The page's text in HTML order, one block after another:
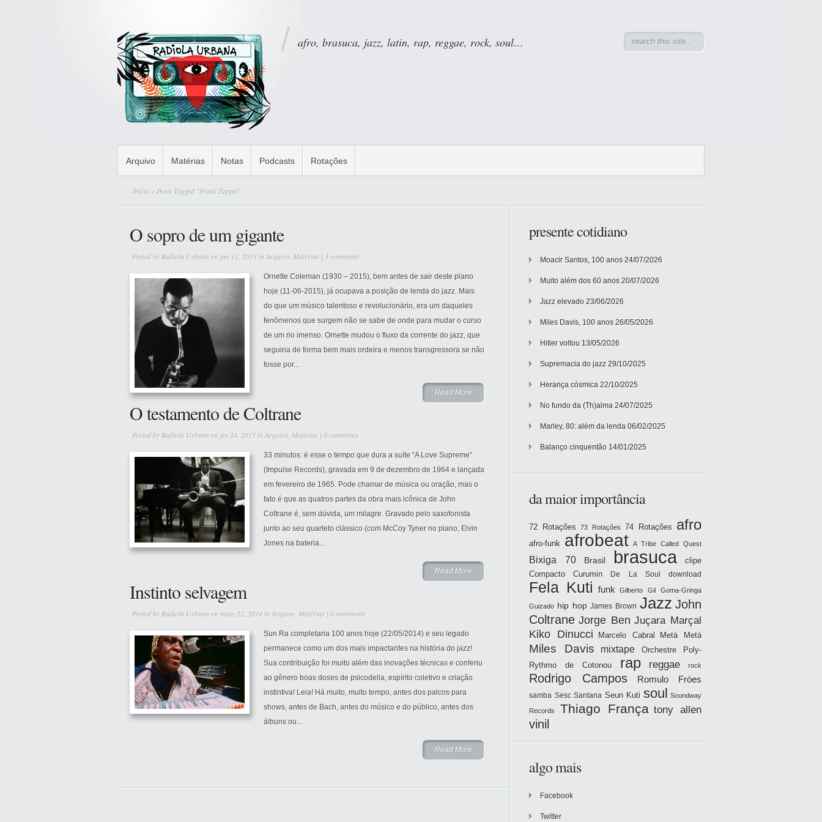
afro, brasuca, jazz, latin, rap, reggae, rock, soul…
Arquivo Matérias Notas Podcasts Rotações
Início » Posts Tagged "Frank Zappa"
O sopro de um gigante
Posted by Radiola Urbanaon jun 11, 2015 inArquivo Matérias | 3 comments
Ornette Coleman (1930 – 2015), bem antes de sair deste plano
hoje (11-06-2015), já ocupava a posição de lenda do jazz. Mais
do que um músico talentoso e revolucionário, era um daqueles
fenômenos que surgem não se sabe de onde para mudar o curso
de um rio imenso. Ornette mudou o fluxo da corrente do jazz, que
seguiria de forma bem mais ordeira e menos transgressora se não
fosse por...
Read More
O testamento de Coltrane
Posted by Radiola Urbanaon fev 24, 2015 inArquivo Matérias | 0 comments
33 minutos: é esse o tempo que dura a suíte “A Love Supreme”
(Impulse Records), gravada em 9 de dezembro de 1964 e lançada
em fevereiro de 1965. Pode chamar de música ou oração, mas o
fato é que as quatros partes da obra mais icônica de John
Coltrane é, sem dúvida, um milagre. Gravado pelo saxofonista
junto ao seu quarteto clássico (com McCoy Tyner no piano, Elvin
Jones na bateria...
Read More
Instinto selvagem
Posted by Radiola Urbanaon maio 22, 2014 inArquivo Matérias | 0 comments
Sun Ra completaria 100 anos hoje (22/05/2014) e seu legado
permanece como um dos mais impactantes na história do jazz!
Sua contribuição foi muito além das inovações técnicas e conferiu
ao gênero boas doses de psicodelia, espírito coletivo e criação
instintiva! Leia! Há muito, muito tempo, antes dos palcos para
shows, antes de Bach, antes do músico e do público, antes dos
álbuns ou...
Read More
presente cotidiano
Moacir Santos, 100 anos 24/07/2026
Muito além dos 60 anos 20/07/2026
Jazz elevado 23/06/2026
Miles Davis, 100 anos 26/05/2026
Hitler voltou 13/05/2026
Supremacia do jazz 29/10/2025
Herança cósmica 22/10/2025
No fundo da (Th)alma 24/07/2025
Marley, 80: além da lenda 06/02/2025
Balanço cinquentão 14/01/2025
da maior importância
72 Rotações 73 Rotações 74 Rotações afro
afro-funk afrobeat A Tribe Called Quest
Bixiga 70 Brasil brasuca
clipe
Compacto
Curumin De La Soul download
Fela Kuti funk Gilberto Gil Goma-Gringa
Guizado hip hop James Brown Jazz John
Coltrane Jorge Ben Juçara Marçal
Kiko Dinucci Marcelo Cabral Metá Metá
Miles Davis mixtape
Orchestre Poly-
Rythmo de Cotonou
rap reggae rock
Rodrigo Campos Romulo Fróes
samba Sesc Santana Seun Kuti soul Soundway
Records Thiago França tony allen
vinil
algo mais
Facebook
Twitter